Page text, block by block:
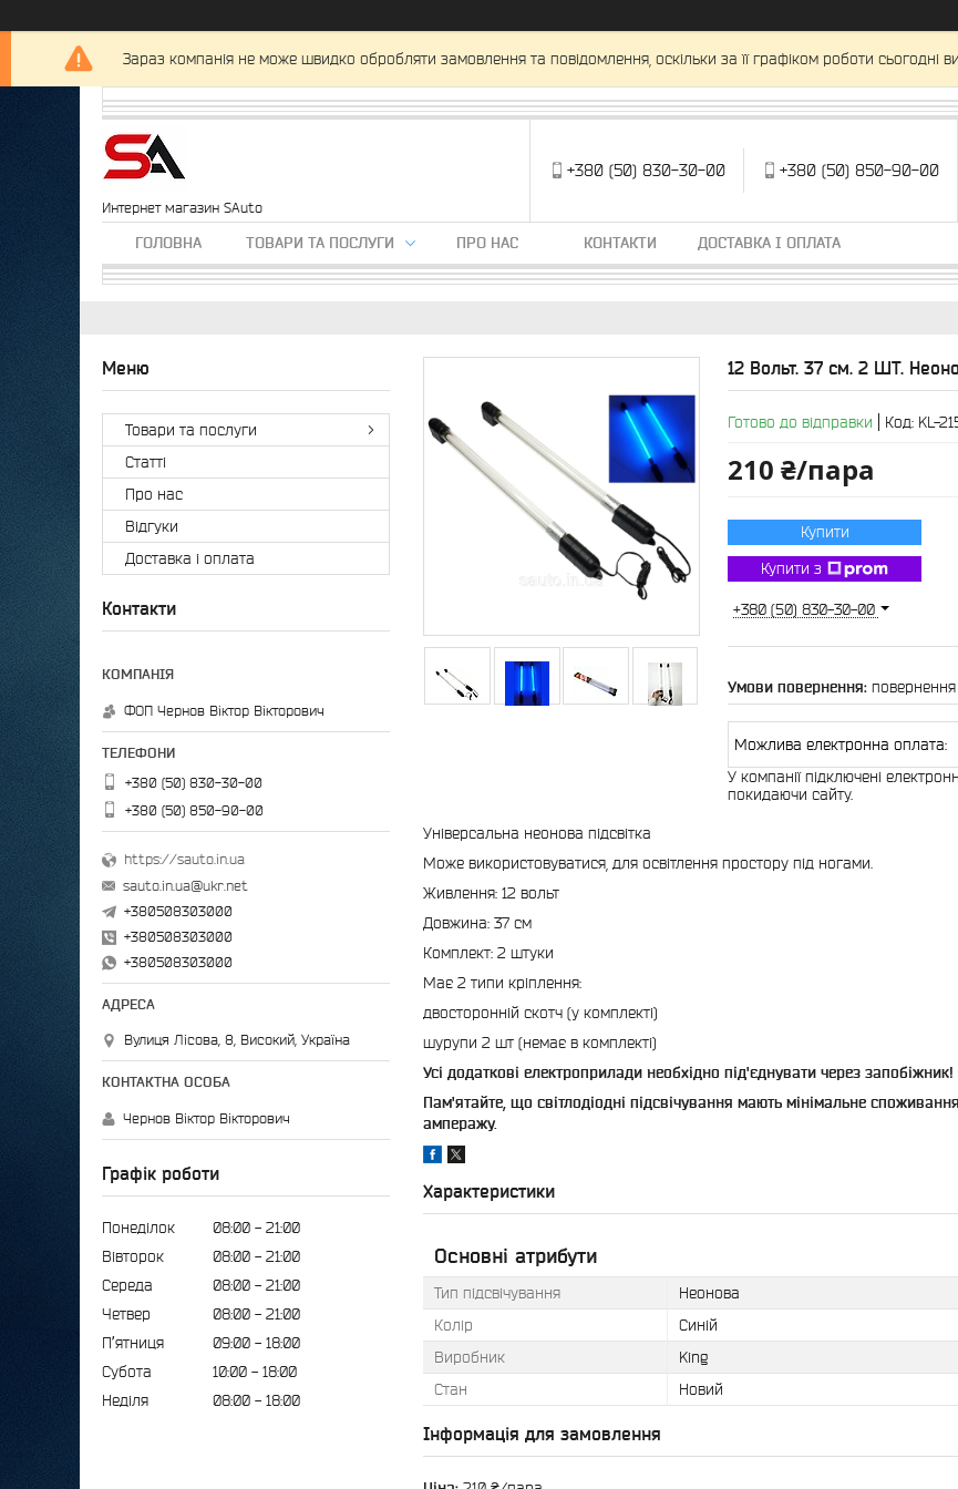
Зараз компанія не може швидко обробляти замовлення та повідомлення, оскільки за її графіком роботи
Интернет магазин SAuto
+380 (50) 830-30-00 +380 (50) 850-90-00
ГОЛОВНА ТОВАРИ ТА ПОСЛУГИ ПРО НАС КОНТАКТИ ДОСТАВКА І ОПЛАТА
12 Вольт. 37 см. 2 ШТ.
Готово до відправки Код: KL-
210 ₴/пара
Купити
Купити з
+380 (50) 830-30-00
повернення
У компанії підключені
покидаючи сайту.
Універсальна неонова підсвітка
Може використовуватися, для освітлення простору під ногами.
Живлення: 12 вольт
Довжина: 37 см
Комплект: 2 штуки
Має 2 типи кріплення:
двосторонній скотч (у комплекті)
шурупи 2 шт (немає в комплекті)
Усі додаткові електроприлади необхідно під'єднувати через запобіжник!
Пам'ятайте, що світлодіодні підсвічування мають мінімальне
амперажу.
Характеристики
Основні атрибути
Тип підсвічування
Неонова
Колір
Синій
Виробник
King
Стан
Новий
Інформація для замовлення
Товари та послуги
Статті
Про нас
Відгуки
Доставка і оплата
Контакти
ФОП Чернов Віктор Вікторович
+380 (50) 830-30-00
+380 (50) 850-90-00
https://sauto.in.ua
sauto.in.ua@ukr.net
+380508303000
+380508303000
+380508303000
Вулиця Лісова, 8, Високий, Україна
Чернов Віктор Вікторович
Графік роботи
Понеділок 08:00
21:00
Вівторок
08:00
21:00
Середа
08:00
21:00
Четвер
08:00
21:00
Пʼятниця
09:00
18:00
Субота
10:00
18:00
Неділя
08:00 18:00